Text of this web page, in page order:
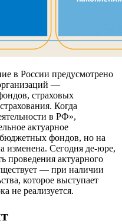
в России предусмотрено
—
страховых
Когда
в РФ»,
актуарное
фондов, но на
изменена. Сегодня де-юре,
проведения актуарного
— при наличии
которое выступает
не реализуется.